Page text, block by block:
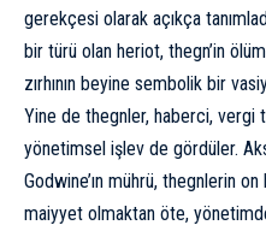
gerekçesi olarak açıkça
bir türü olan heriot, thegn’in
zırhının beyine sembolik bir
Yine de thegnler, haberci, vergi
yönetimsel işlev de gördüler.
Godwine’ın mührü, thegnlerin
maiyyet olmaktan öte,